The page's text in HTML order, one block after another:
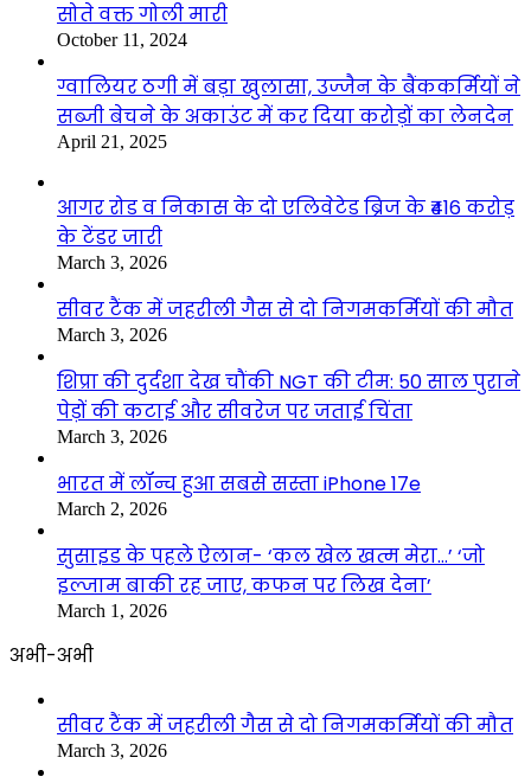
सोते वक्त गोली मारी
October 11, 2024
ग्वालियर ठगी में बड़ा खुलासा, उज्जैन के बैंककर्मियों ने
सब्जी बेचने के अकाउंट में कर दिया करोड़ों का लेनदेन
April 21, 2025
आगर रोड व निकास के दो एलिवेटेड ब्रिज के ₹416 करोड़
के टेंडर जारी
March 3, 2026
सीवर टैंक में जहरीली गैस से दो निगमकर्मियों की मौत
March 3, 2026
शिप्रा की दुर्दशा देख चौंकी NGT की टीम: 50 साल पुराने
पेड़ों की कटाई और सीवरेज पर जताई चिंता
March 3, 2026
भारत में लॉन्च हुआ सबसे सस्ता iPhone 17e
March 2, 2026
सुसाइड के पहले ऐलान- ‘कल खेल खत्म मेरा…’ ‘जो
इल्जाम बाकी रह जाए, कफन पर लिख देना’
March 1, 2026
अभी-अभी
सीवर टैंक में जहरीली गैस से दो निगमकर्मियों की मौत
March 3, 2026